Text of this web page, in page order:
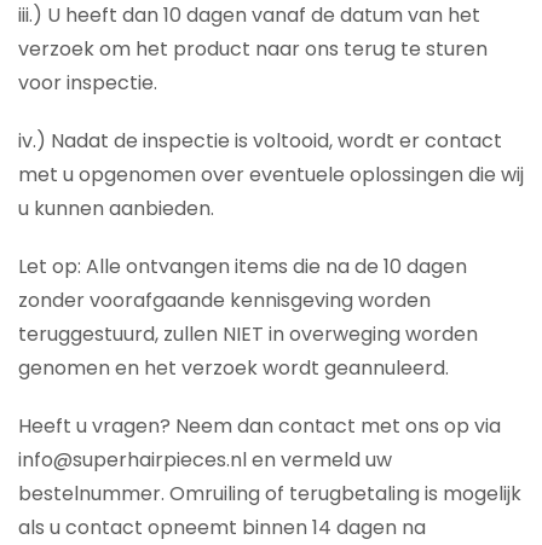
iii.) U heeft dan 10 dagen vanaf de datum van het
verzoek om het product naar ons terug te sturen
voor inspectie.
iv.) Nadat de inspectie is voltooid, wordt er contact
met u opgenomen over eventuele oplossingen die wij
u kunnen aanbieden.
Let op: Alle ontvangen items die na de 10 dagen
zonder voorafgaande kennisgeving worden
teruggestuurd, zullen NIET in overweging worden
genomen en het verzoek wordt geannuleerd.
Heeft u vragen? Neem dan contact met ons op via
info@superhairpieces.nl en vermeld uw
bestelnummer. Omruiling of terugbetaling is mogelijk
als u contact opneemt binnen 14 dagen na